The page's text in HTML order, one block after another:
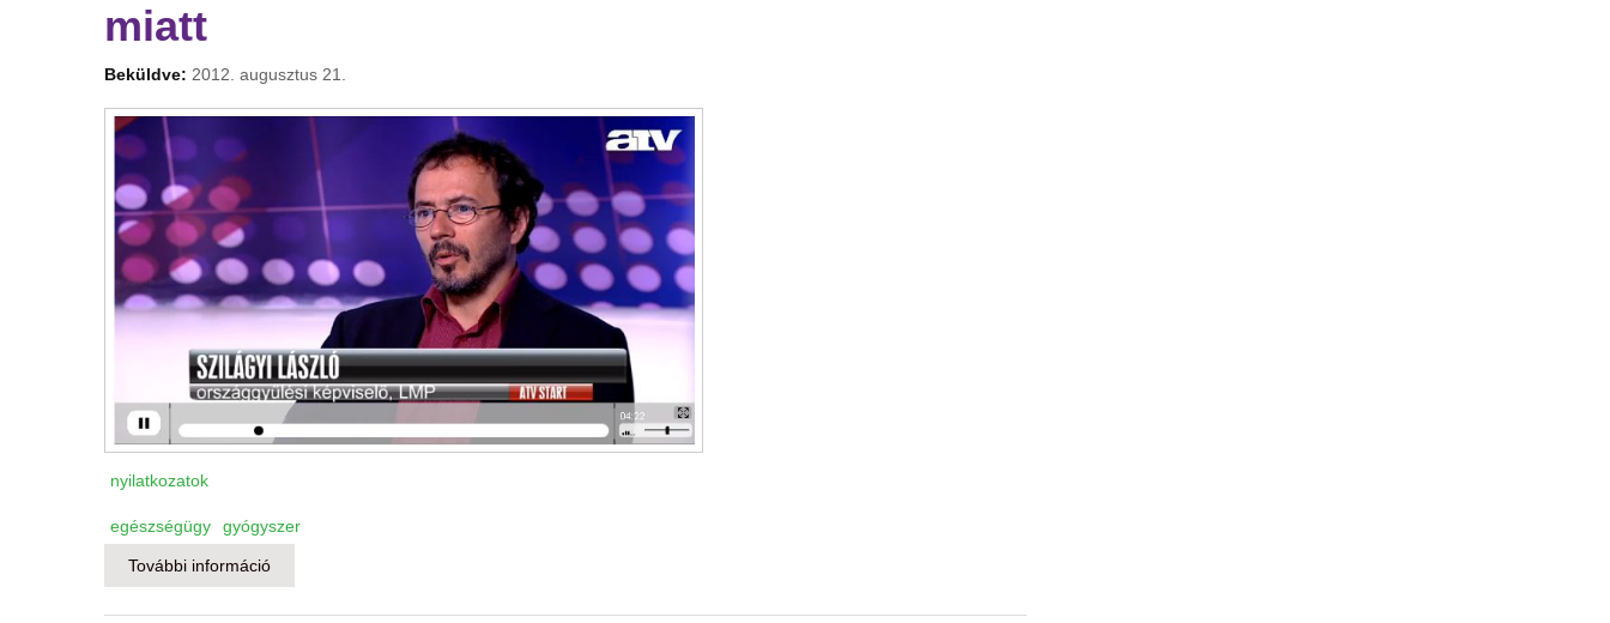
miatt
Beküldve: 2012. augusztus 21.
nyilatkozatok
egészségügy gyógyszer
További információ